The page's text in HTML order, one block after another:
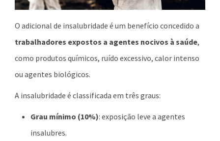
O adicional de insalubridade é um benefício concedido a
trabalhadores expostos a agentes nocivos à saúde,
como produtos químicos, ruído excessivo, calor intenso
ou agentes biológicos.
A insalubridade é classificada em três graus:
Grau mínimo (10%): exposição leve a agentes
insalubres.